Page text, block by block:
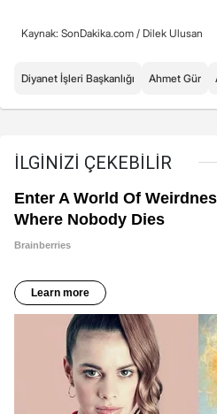
Kaynak: SonDakika.com / Dilek Ulusan
Diyanet İşleri Başkanlığı Ahmet Gür